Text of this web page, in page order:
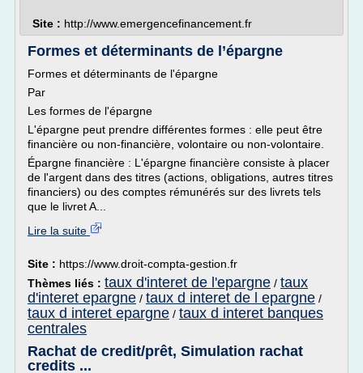
Site : http://www.emergencefinancement.fr
Formes et déterminants de l’épargne
Formes et déterminants de l'épargne
Par
Les formes de l'épargne
L'épargne peut prendre différentes formes : elle peut être
financière ou non-financière, volontaire ou non-volontaire.
Épargne financière : L'épargne financière consiste à placer
de l'argent dans des titres (actions, obligations, autres titres
financiers) ou des comptes rémunérés sur des livrets tels
que le livret A...
Lire la suite
Site : https://www.droit-compta-gestion.fr
Thèmes liés : taux d'interet de l'epargne / taux
d'interet epargne / taux d interet de l epargne /
taux d interet epargne / taux d interet banques
centrales
Rachat de credit/prêt, Simulation rachat
credits ...